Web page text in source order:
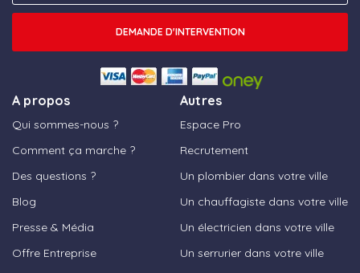
A propos
Qui sommes-nous ?
Comment ça marche ?
Des questions ?
Blog
Presse & Média
Offre Entreprise
Autres
Espace Pro
Recrutement
Un plombier dans votre ville
Un chauffagiste dans votre ville
Un électricien dans votre ville
Un serrurier dans votre ville
DEMANDE D'INTERVENTION